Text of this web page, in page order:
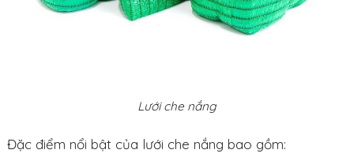
Lưới che nắng
Đặc điểm nổi bật của lưới che nắng bao gồm: